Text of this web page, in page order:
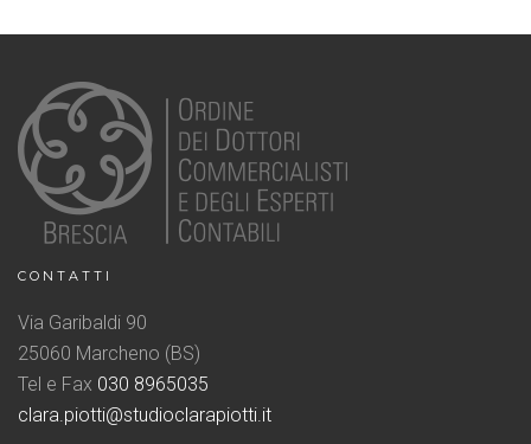
CONTATTI
Via Garibaldi 90
25060 Marcheno (BS)
Tel e Fax 030 8965035
clara.piotti@studioclarapiotti.it